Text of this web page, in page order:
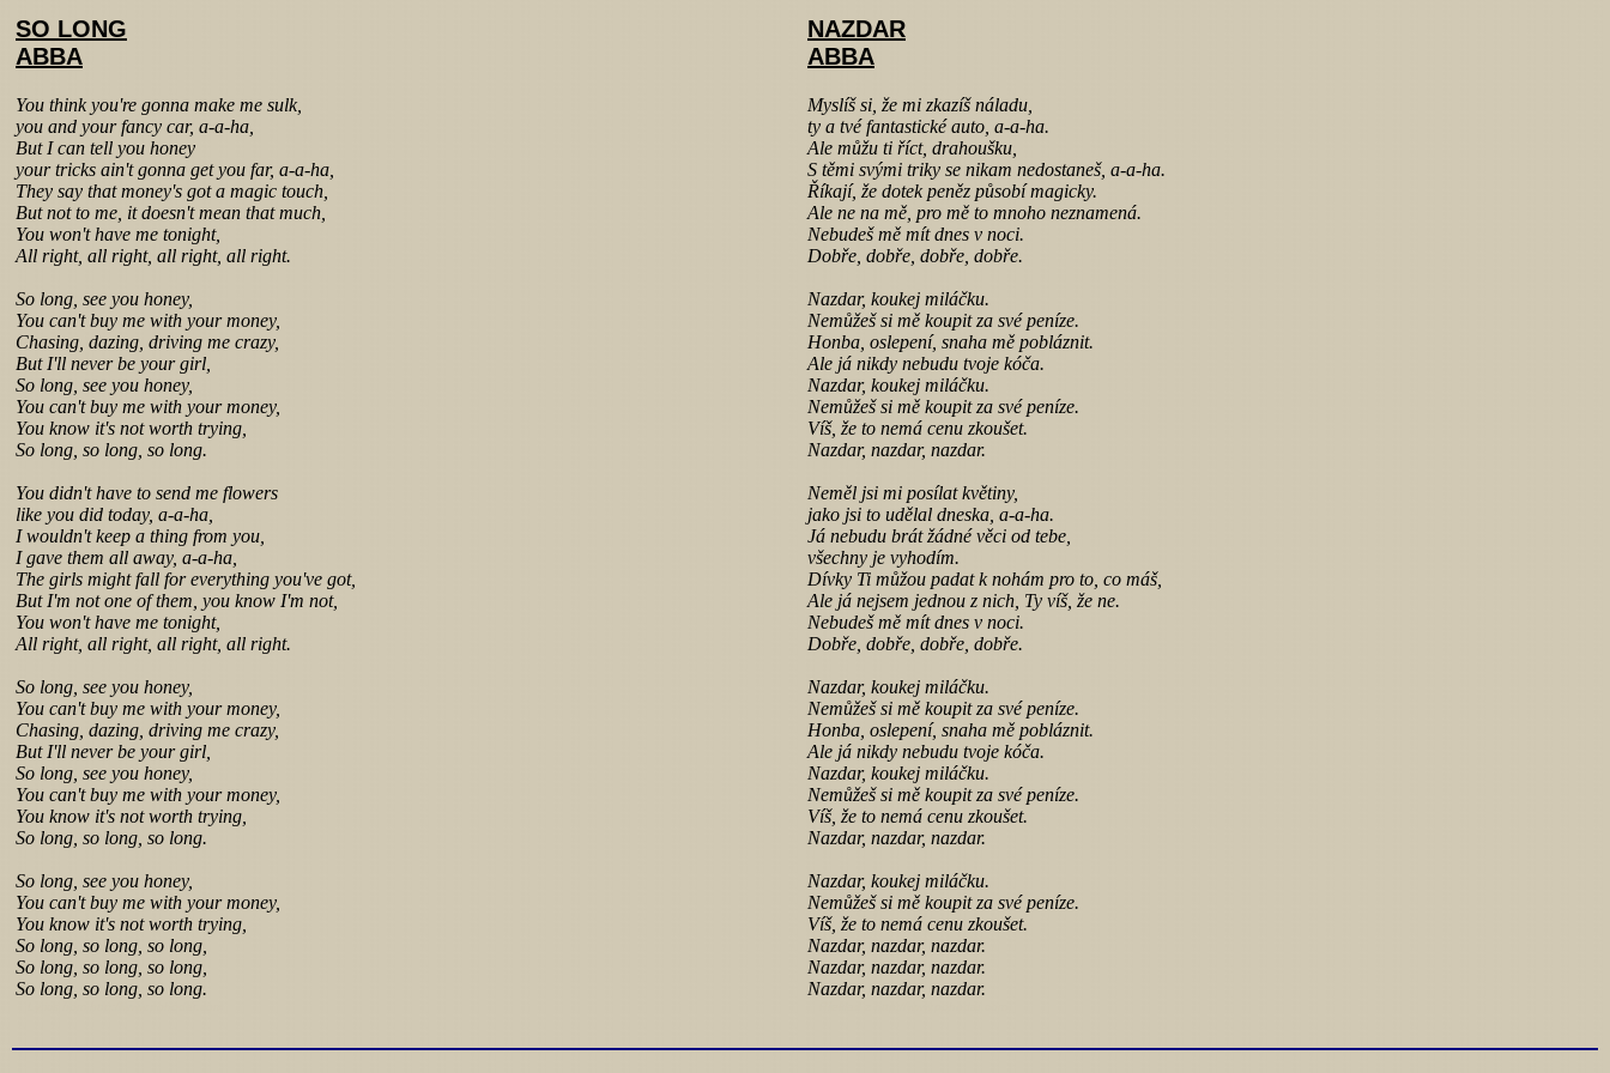
SO LONG
ABBA
You think you're gonna make me sulk,
you and your fancy car, a-a-ha,
But I can tell you honey
your tricks ain't gonna get you far, a-a-ha,
They say that money's got a magic touch,
But not to me, it doesn't mean that much,
You won't have me tonight,
All right, all right, all right, all right.
So long, see you honey,
You can't buy me with your money,
Chasing, dazing, driving me crazy,
But I'll never be your girl,
So long, see you honey,
You can't buy me with your money,
You know it's not worth trying,
So long, so long, so long.
You didn't have to send me flowers
like you did today, a-a-ha,
I wouldn't keep a thing from you,
I gave them all away, a-a-ha,
The girls might fall for everything you've got,
But I'm not one of them, you know I'm not,
You won't have me tonight,
All right, all right, all right, all right.
So long, see you honey,
You can't buy me with your money,
Chasing, dazing, driving me crazy,
But I'll never be your girl,
So long, see you honey,
You can't buy me with your money,
You know it's not worth trying,
So long, so long, so long.
So long, see you honey,
You can't buy me with your money,
You know it's not worth trying,
So long, so long, so long,
So long, so long, so long,
So long, so long, so long.
NAZDAR
ABBA
Myslíš si, že mi zkazíš náladu,
ty a tvé fantastické auto, a-a-ha.
Ale můžu ti říct, drahoušku,
S těmi svými triky se nikam nedostaneš, a-a-ha.
Říkají, že dotek peněz působí magicky.
Ale ne na mě, pro mě to mnoho neznamená.
Nebudeš mě mít dnes v noci.
Dobře, dobře, dobře, dobře.
Nazdar, koukej miláčku.
Nemůžeš si mě koupit za své peníze.
Honba, oslepení, snaha mě pobláznit.
Ale já nikdy nebudu tvoje kóča.
Nazdar, koukej miláčku.
Nemůžeš si mě koupit za své peníze.
Víš, že to nemá cenu zkoušet.
Nazdar, nazdar, nazdar.
Neměl jsi mi posílat květiny,
jako jsi to udělal dneska, a-a-ha.
Já nebudu brát žádné věci od tebe,
všechny je vyhodím.
Dívky Ti můžou padat k nohám pro to, co máš,
Ale já nejsem jednou z nich, Ty víš, že ne.
Nebudeš mě mít dnes v noci.
Dobře, dobře, dobře, dobře.
Nazdar, koukej miláčku.
Nemůžeš si mě koupit za své peníze.
Honba, oslepení, snaha mě pobláznit.
Ale já nikdy nebudu tvoje kóča.
Nazdar, koukej miláčku.
Nemůžeš si mě koupit za své peníze.
Víš, že to nemá cenu zkoušet.
Nazdar, nazdar, nazdar.
Nazdar, koukej miláčku.
Nemůžeš si mě koupit za své peníze.
Víš, že to nemá cenu zkoušet.
Nazdar, nazdar, nazdar.
Nazdar, nazdar, nazdar.
Nazdar, nazdar, nazdar.